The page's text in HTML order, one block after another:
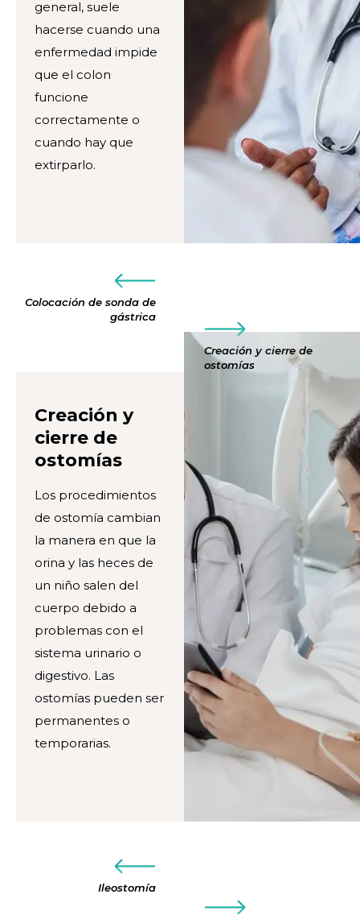
general, suele
hacerse cuando una
enfermedad impide
que el colon
funcione
correctamente o
cuando hay que
extirparlo.
Colocación de sonda de
gástrica
Creación y cierre de
ostomías
Creación y
cierre de
ostomías
Los procedimientos
de ostomía cambian
la manera en que la
orina y las heces de
un niño salen del
cuerpo debido a
problemas con el
sistema urinario o
digestivo. Las
ostomías pueden ser
permanentes o
temporarias.
Ileostomía